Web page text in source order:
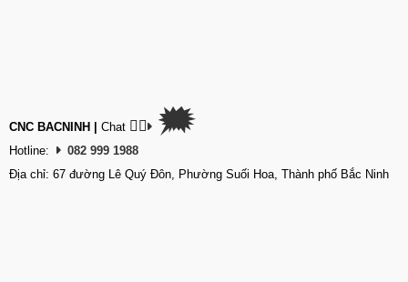
CNC BACNINH Chat 👉🏽 🗯
Hotline:
082 999 1988
Địa chỉ: 67 đường Lê Quý Đôn, Phường Suối Hoa, Thành phố Bắc Ninh